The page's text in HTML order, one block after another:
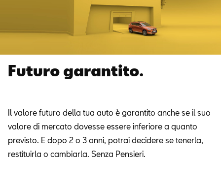
Futuro garantito.
Il valore futuro della tua auto è garantito anche se il suo
valore di mercato dovesse essere inferiore a quanto
previsto. E dopo 2 o 3 anni, potrai decidere se tenerla,
restituirla o cambiarla. Senza Pensieri.